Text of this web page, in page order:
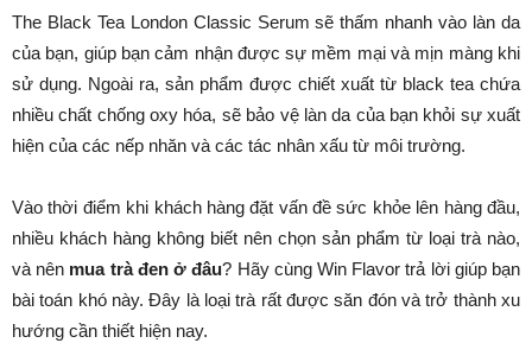
The Black Tea London Classic Serum sẽ thấm nhanh vào làn da
của bạn, giúp bạn cảm nhận được sự mềm mại và mịn màng khi
sử dụng. Ngoài ra, sản phẩm được chiết xuất từ black tea chứa
nhiều chất chống oxy hóa, sẽ bảo vệ làn da của bạn khỏi sự xuất
hiện của các nếp nhăn và các tác nhân xấu từ môi trường.
Vào thời điểm khi khách hàng đặt vấn đề sức khỏe lên hàng đầu,
nhiều khách hàng không biết nên chọn sản phẩm từ loại trà nào,
và nên mua trà đen ở đâu? Hãy cùng Win Flavor trả lời giúp bạn
bài toán khó này. Đây là loại trà rất được săn đón và trở thành xu
hướng cần thiết hiện nay.